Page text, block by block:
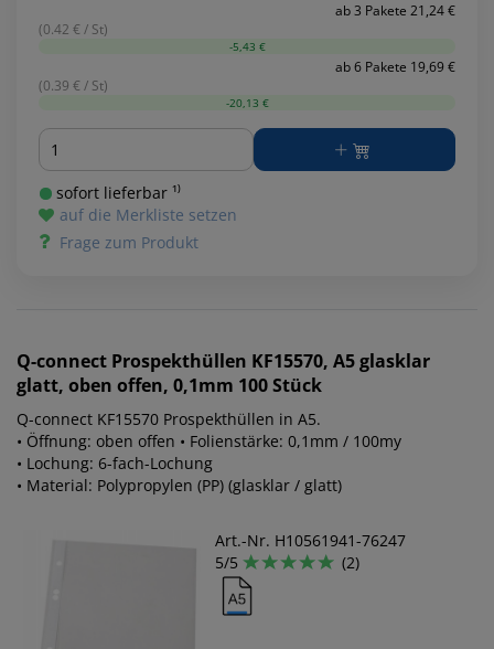
ab 3 Pakete 21,24 €
(0.42 € / St)
-5,43 €
ab 6 Pakete 19,69 €
(0.39 € / St)
-20,13 €
Menge
sofort lieferbar ¹⁾
auf die Merkliste setzen
Frage zum Produkt
Q-connect Prospekthüllen KF15570, A5 glasklar
glatt, oben offen, 0,1mm 100 Stück
Q-connect KF15570 Prospekthüllen in A5.
• Öffnung: oben offen • Folienstärke: 0,1mm / 100my
• Lochung: 6-fach-Lochung
• Material: Polypropylen (PP) (glasklar / glatt)
Art.-Nr. H10561941-76247
5/5
(2)